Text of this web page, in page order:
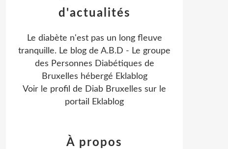
d'actualités
Le diabète n'est pas un long fleuve
tranquille. Le blog de A.B.D - Le groupe
des Personnes Diabétiques de
Bruxelles hébergé Eklablog
Voir le profil de Diab Bruxelles sur le
portail Eklablog
À propos